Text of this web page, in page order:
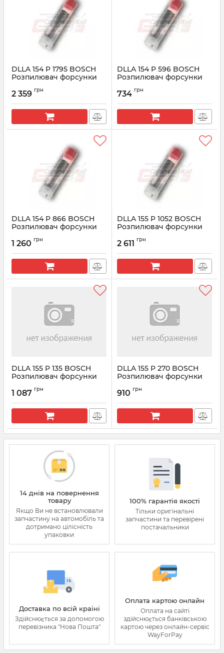
DLLA 154 P 1795 BOSCH
Розпилювач форсунки
Артикул:
2 359 грн
DLLA 154 P 596 BOSCH
Розпилювач форсунки
Артикул:
734 грн
DLLA 154 P 866 BOSCH
Розпилювач форсунки
Артикул:
1 260 грн
DLLA 155 P 1052 BOSCH
Розпилювач форсунки
Артикул:
2 611 грн
DLLA 155 P 135 BOSCH
Розпилювач форсунки
Артикул:
1 087 грн
DLLA 155 P 270 BOSCH
Розпилювач форсунки
Артикул:
910 грн
14 днів на повернення
товару
Якщо Ви не встановлювали
запчастину на автомобіль та
дотримано цілісність
упаковки
100% гарантія якості
Тільки оригінальні
запчастини та перевірені
постачальники
Доставка по всій країні
Здійснюється за допомогою
перевізника "Нова Пошта"
Оплата картою онлайн
Оплата на сайті
здійснюється банківською
картою через онлайн-сервіс
WayForPay